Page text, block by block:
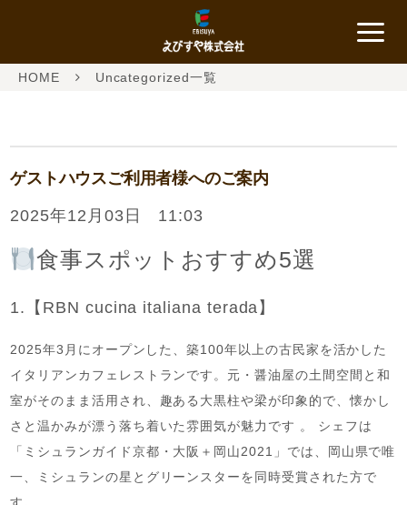
HOME Uncategorized一覧
ゲストハウスご利用者様へのご案内
2025年12月03日 11:03
食事スポットおすすめ5選
1.【RBN cucina italiana terada】
2025年3月にオープンした、築100年以上の古民家を活かした
イタリアンカフェレストランです。元・醤油屋の土間空間と和
室がそのまま活用され、趣ある大黒柱や梁が印象的で、懐かし
さと温かみが漂う落ち着いた雰囲気が魅力です 。 シェフは
「ミシュランガイド京都・大阪＋岡山2021」では、岡山県で唯
一、ミシュランの星とグリーンスターを同時受賞された方で